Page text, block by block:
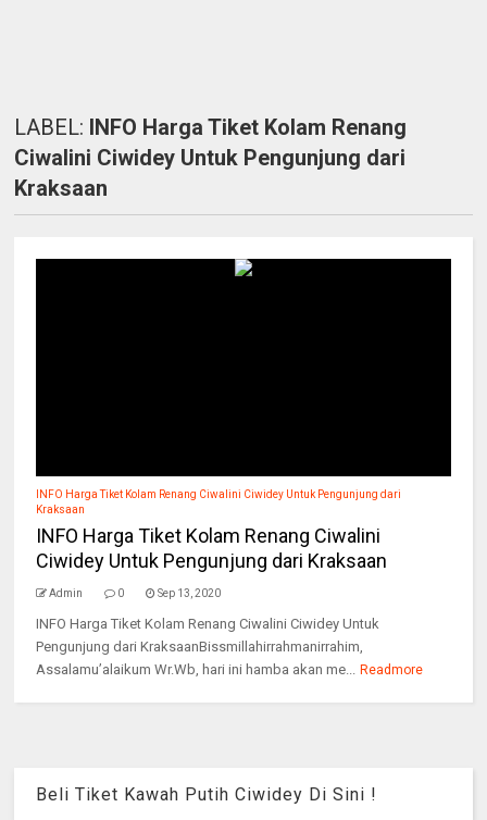
LABEL: INFO Harga Tiket Kolam Renang
Ciwalini Ciwidey Untuk Pengunjung dari
Kraksaan
INFO Harga Tiket Kolam Renang Ciwalini Ciwidey Untuk Pengunjung dari
Kraksaan
INFO Harga Tiket Kolam Renang Ciwalini
Ciwidey Untuk Pengunjung dari Kraksaan
Admin 0 Sep 13, 2020
INFO Harga Tiket Kolam Renang Ciwalini Ciwidey Untuk
Pengunjung dari KraksaanBissmillahirrahmanirrahim,
Assalamu’alaikum Wr.Wb, hari ini hamba akan me... Readmore
Beli Tiket Kawah Putih Ciwidey Di Sini !